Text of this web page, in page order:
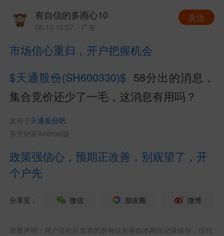
有自信的多雨心10
06-10 10:07 · 广东
关注
市场信心重归，开户把握机会
$天通股份(SH600330)$ 58分出的消息，
集合竞价还少了一毛，这消息有用吗？
发布于 天通股份吧
东方财富Android版
政策强信心，预期正改善，别观望了，开
个户先
分享至： 微信 朋友圈 微博
郑重声明：用户在社区发表的所有信息将由本网站记录保存，仅代